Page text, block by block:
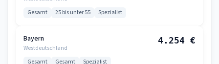
Gesamt 25 bis unter 55 Spezialist
Bayern
Westdeutschland
4.254 €
Gesamt Gesamt Spezialist